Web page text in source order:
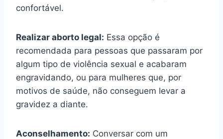
confortável.
Realizar aborto legal: Essa opção é
recomendada para pessoas que passaram por
algum tipo de violência sexual e acabaram
engravidando, ou para mulheres que, por
motivos de saúde, não conseguem levar a
gravidez a diante.
Aconselhamento: Conversar com um